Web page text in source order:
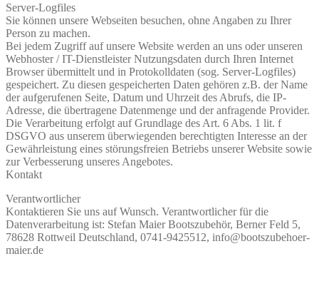
Server-Logfiles
Sie können unsere Webseiten besuchen, ohne Angaben zu Ihrer
Person zu machen.
Bei jedem Zugriff auf unsere Website werden an uns oder unseren
Webhoster / IT-Dienstleister Nutzungsdaten durch Ihren Internet
Browser übermittelt und in Protokolldaten (sog. Server-Logfiles)
gespeichert. Zu diesen gespeicherten Daten gehören z.B. der Name
der aufgerufenen Seite, Datum und Uhrzeit des Abrufs, die IP-
Adresse, die übertragene Datenmenge und der anfragende Provider.
Die Verarbeitung erfolgt auf Grundlage des Art. 6 Abs. 1 lit. f
DSGVO aus unserem überwiegenden berechtigten Interesse an der
Gewährleistung eines störungsfreien Betriebs unserer Website sowie
zur Verbesserung unseres Angebotes.
Kontakt
Verantwortlicher
Kontaktieren Sie uns auf Wunsch. Verantwortlicher für die
Datenverarbeitung ist: Stefan Maier Bootszubehör, Berner Feld 5,
78628 Rottweil Deutschland, 0741-9425512, info@bootszubehoer-
maier.de